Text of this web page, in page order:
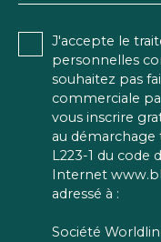
J'accepte le
personnelles
souhaitez pas
commerciale
vous inscrire
au
L223-1 du code
Internet
adressé à :
Société